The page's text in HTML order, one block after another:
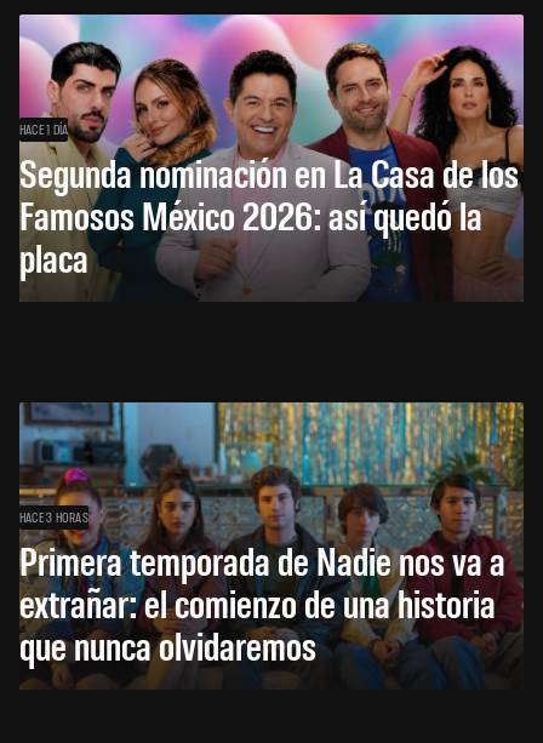
HACE 1 DÍA
Segunda nominación en La Casa de los
Famosos México 2026: así quedó la
placa
HACE 3 HORAS
Primera temporada de Nadie nos va a
extrañar: el comienzo de una historia
que nunca olvidaremos